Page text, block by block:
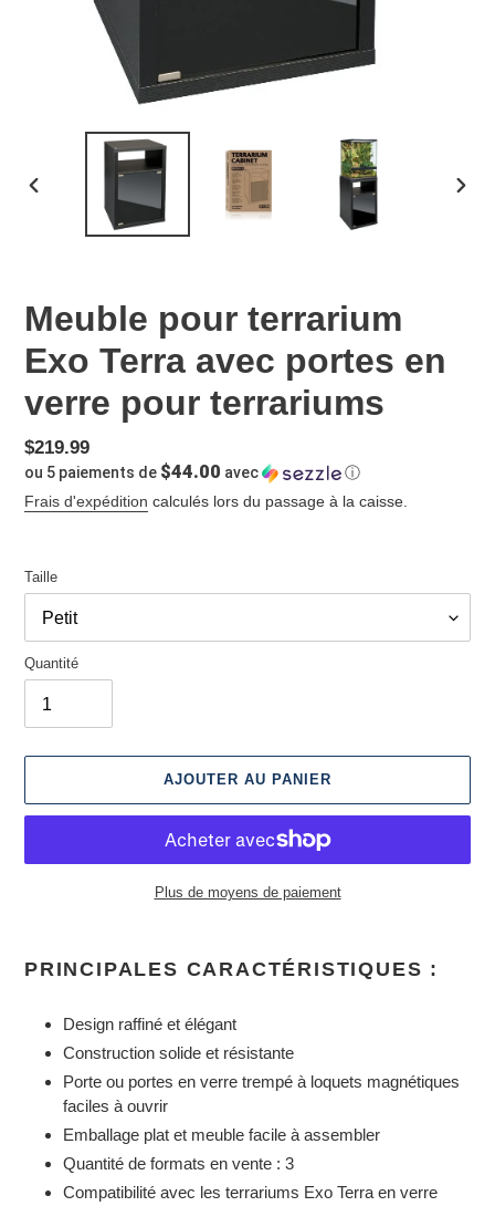
DIAPOSITIVE
PRÉCÉDENTE
Meuble pour terrarium
Exo Terra avec portes en
verre pour terrariums
Prix
normal
$219.99
ou 5 paiements de $44.00 avec
ⓘ
Frais d'expédition calculés lors du passage à la caisse.
Taille
Quantité
AJOUTER AU PANIER
Plus de moyens de paiement
d'un
produit
votre
panier
PRINCIPALES CARACTÉRISTIQUES :
Design raffiné et élégant
Construction solide et résistante
Porte ou portes en verre trempé à loquets magnétiques
faciles à ouvrir
Emballage plat et meuble facile à assembler
Quantité de formats en vente : 3
Compatibilité avec les terrariums Exo Terra en verre